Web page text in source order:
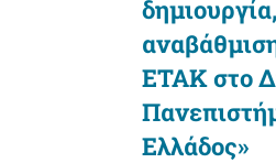
ΕΤΑΚ στο
Ελλάδος»